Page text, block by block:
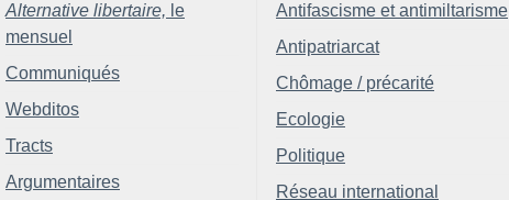
Alternative libertaire, le
mensuel
Communiqués
Webditos
Tracts
Argumentaires
Antifascisme et antimiltarisme
Antipatriarcat
Chômage / précarité
Ecologie
Politique
Réseau international